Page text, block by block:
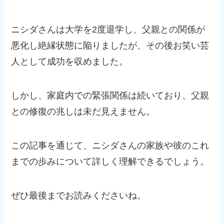
ニシダさんは大学を2度退学し、父親との関係が
悪化し絶縁状態に陥りましたが、その後お笑い芸
人として成功を収めました。
しかし、家庭内での緊張関係は続いており、父親
との修復の兆しは未だ見えません。
この記事を通じて、ニシダさんの家族や彼のこれ
までの歩みについて詳しく理解できるでしょう。
ぜひ最後までお読みくださいね。